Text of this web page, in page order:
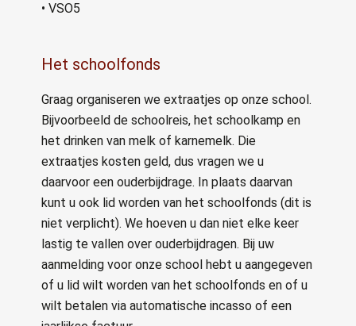
• VSO5
Het schoolfonds
Graag organiseren we extraatjes op onze school.
Bijvoorbeeld de schoolreis, het schoolkamp en
het drinken van melk of karnemelk. Die
extraatjes kosten geld, dus vragen we u
daarvoor een ouderbijdrage. In plaats daarvan
kunt u ook lid worden van het schoolfonds (dit is
niet verplicht). We hoeven u dan niet elke keer
lastig te vallen over ouderbijdragen. Bij uw
aanmelding voor onze school hebt u aangegeven
of u lid wilt worden van het schoolfonds en of u
wilt betalen via automatische incasso of een